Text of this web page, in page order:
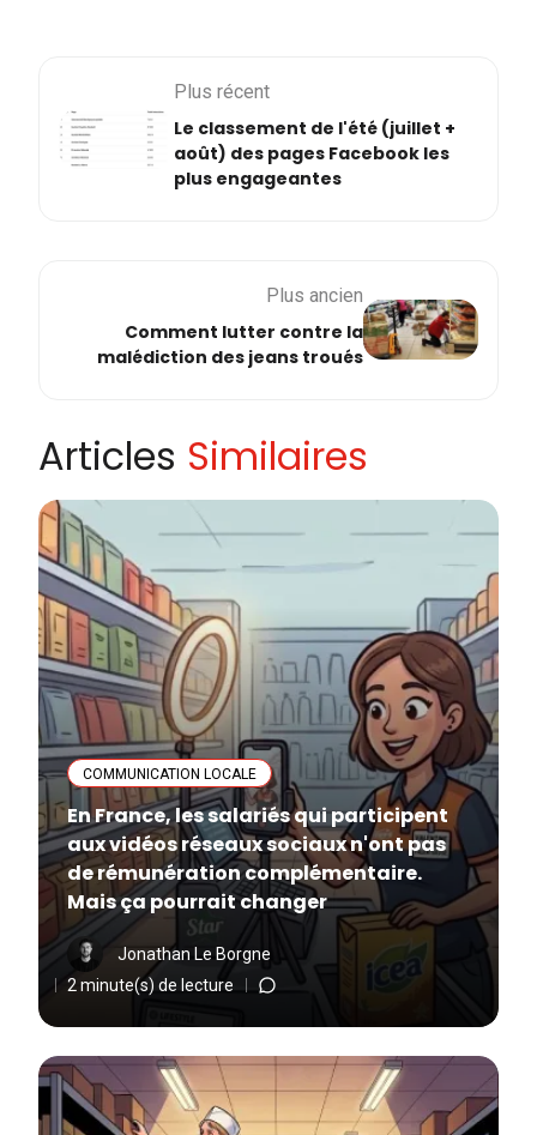
Plus récent
Le classement de l'été (juillet +
août) des pages Facebook les
plus engageantes
Plus ancien
Comment lutter contre la
malédiction des jeans troués
Articles Similaires
COMMUNICATION LOCALE
En France, les salariés qui participent
aux vidéos réseaux sociaux n'ont pas
de rémunération complémentaire.
Mais ça pourrait changer
Jonathan Le Borgne
2 minute(s) de lecture